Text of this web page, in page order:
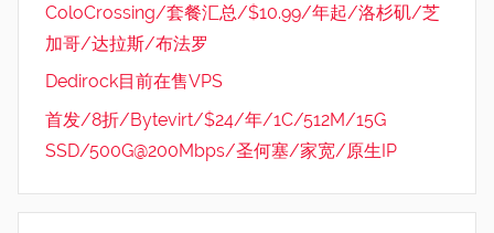
ColoCrossing/套餐汇总/$10.99/年起/洛杉矶/芝
加哥/达拉斯/布法罗
Dedirock目前在售VPS
首发/8折/Bytevirt/$24/年/1C/512M/15G
SSD/500G@200Mbps/圣何塞/家宽/原生IP